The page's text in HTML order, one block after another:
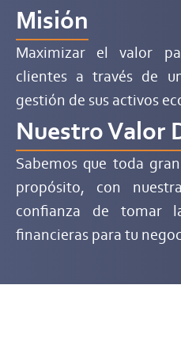
Misión
Maximizar el valor
clientes a través de
gestión de sus activos
Nuestro Valor
Sabemos que toda
propósito, con
confianza de tomar
financieras para tu